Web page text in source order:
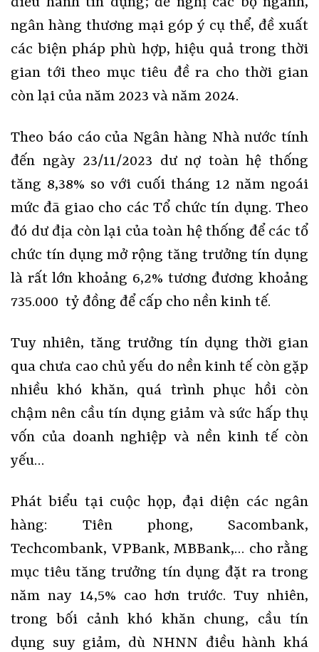
ngân hàng thương mại góp ý cụ thể, đề xuất
các biện pháp phù hợp, hiệu quả trong thời
gian tới theo mục tiêu đề ra cho thời gian
còn lại của năm 2023 và năm 2024.
Theo báo cáo của Ngân hàng Nhà nước tính
đến ngày 23/11/2023 dư nợ toàn hệ thống
tăng 8,38% so với cuối tháng 12 năm ngoái
mức đã giao cho các Tổ chức tín dụng. Theo
đó dư địa còn lại của toàn hệ thống để các tổ
chức tín dụng mở rộng tăng trưởng tín dụng
là rất lớn khoảng 6,2% tương đương khoảng
735.000 tỷ đồng để cấp cho nền kinh tế.
Tuy nhiên, tăng trưởng tín dụng thời gian
qua chưa cao chủ yếu do nền kinh tế còn gặp
nhiều khó khăn, quá trình phục hồi còn
chậm nên cầu tín dụng giảm và sức hấp thụ
vốn của doanh nghiệp và nền kinh tế còn
yếu…
Phát biểu tại cuộc họp, đại diện các ngân
hàng: Tiên phong, Sacombank,
Techcombank, VPBank, MBBank,… cho rằng
mục tiêu tăng trưởng tín dụng đặt ra trong
năm nay 14,5% cao hơn trước. Tuy nhiên,
trong bối cảnh khó khăn chung, cầu tín
dụng suy giảm, dù NHNN điều hành khá